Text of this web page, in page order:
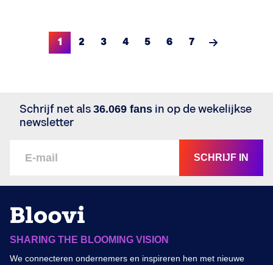
1 2 3 4 5 6 7
Schrijf net als 36.069 fans in op de wekelijkse
newsletter
SCHRIJF IN
SHARING THE BLOOMING VISION
We connecteren ondernemers en inspireren hen met nieuwe